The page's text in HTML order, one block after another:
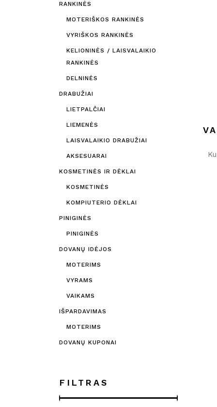
RANKINĖS
MOTERIŠKOS RANKINĖS
VYRIŠKOS RANKINĖS
KELIONINĖS / LAISVALAIKIO
RANKINĖS
DELNINĖS
DRABUŽIAI
LIETPALČIAI
LIEMENĖS
LAISVALAIKIO DRABUŽIAI
AKSESUARAI
KOSMETINĖS IR DĖKLAI
KOSMETINĖS
KOMPIUTERIO DĖKLAI
PINIGINĖS
PINIGINĖS
DOVANŲ IDĖJOS
MOTERIMS
VYRAMS
VAIKAMS
IŠPARDAVIMAS
MOTERIMS
DOVANŲ KUPONAI
FILTRAS